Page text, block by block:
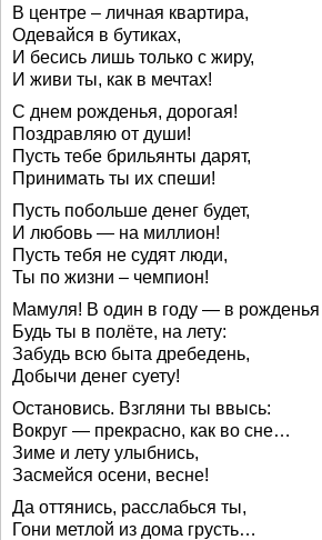
В центре – личная квартира,
Одевайся в бутиках,
И бесись лишь только с жиру,
И живи ты, как в мечтах!
С днем рожденья, дорогая!
Поздравляю от души!
Пусть тебе брильянты дарят,
Принимать ты их спеши!
Пусть побольше денег будет,
И любовь — на миллион!
Пусть тебя не судят люди,
Ты по жизни – чемпион!
Мамуля! В один в году — в рожденья
Будь ты в полёте, на лету:
Забудь всю быта дребедень,
Добычи денег суету!
Остановись. Взгляни ты ввысь:
Вокруг — прекрасно, как во сне…
Зиме и лету улыбнись,
Засмейся осени, весне!
Да оттянись, расслабься ты,
Гони метлой из дома грусть…